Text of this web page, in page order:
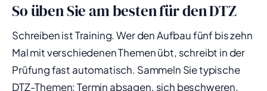
So üben Sie am besten für den DTZ
Schreiben ist Training. Wer den Aufbau fünf bis zehn
Mal mit verschiedenen Themen übt, schreibt in der
Prüfung fast automatisch. Sammeln Sie typische
DTZ-Themen: Termin absagen, sich beschweren,